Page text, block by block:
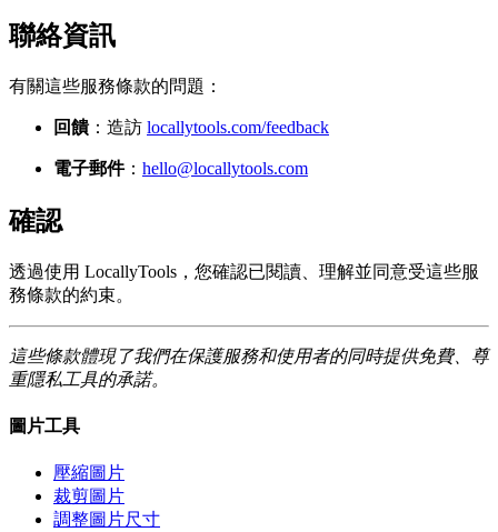
聯絡資訊
有關這些服務條款的問題：
回饋：造訪 locallytools.com/feedback
電子郵件： hello@locallytools.com
確認
透過使用 LocallyTools，您確認已閱讀、理解並同意受這些服
務條款的約束。
這些條款體現了我們在保護服務和使用者的同時提供免費、尊
重隱私工具的承諾。
圖片工具
壓縮圖片
裁剪圖片
調整圖片尺寸